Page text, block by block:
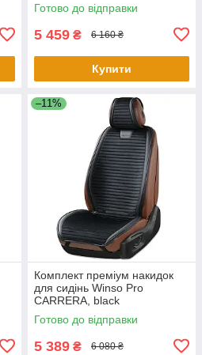
Готово до відправки
5 459 ₴ 6 160 ₴
Купити
–11%
Комплект преміум накидок
для сидінь Winso Pro
СARRERA, black
Готово до відправки
5 389 ₴ 6 080 ₴